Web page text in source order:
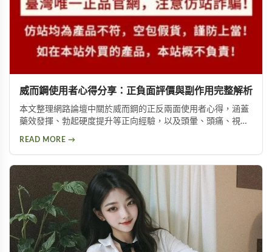
威而鋼使用者心得分享：正負面評價與副作用完整解析
本文整理網路論壇中關於威而鋼的正反兩面使用者心得，涵蓋
藥效發揮、勃起硬度提升等正向經驗，以及頭暈、頭痛、視覺
READ MORE →